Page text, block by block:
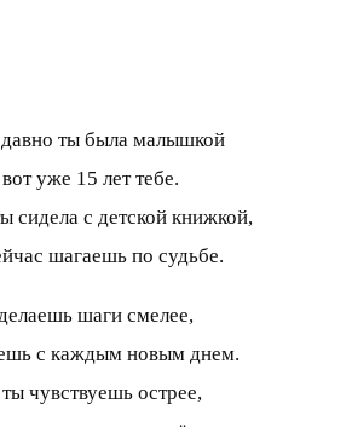
ты была малышкой
уже 15 лет тебе.
сидела с детской книжкой,
шагаешь по судьбе.
шаги смелее,
с каждым новым днем.
чувствуешь острее,